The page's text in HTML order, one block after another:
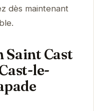
dès maintenant
Saint Cast
le-